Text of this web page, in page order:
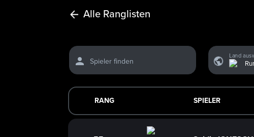
Alle Ranglisten
Spieler finden
Land
RANG SPIELER